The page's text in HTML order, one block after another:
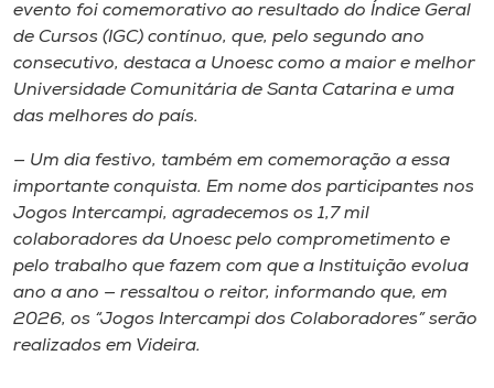
evento foi comemorativo ao resultado do Índice Geral
de Cursos (IGC) contínuo, que, pelo segundo ano
consecutivo, destaca a Unoesc como a maior e melhor
Universidade Comunitária de Santa Catarina e uma
das melhores do país.
— Um dia festivo, também em comemoração a essa
importante conquista. Em nome dos participantes nos
Jogos Intercampi, agradecemos os 1,7 mil
colaboradores da Unoesc pelo comprometimento e
pelo trabalho que fazem com que a Instituição evolua
ano a ano — ressaltou o reitor, informando que, em
2026, os “Jogos Intercampi dos Colaboradores” serão
realizados em Videira.